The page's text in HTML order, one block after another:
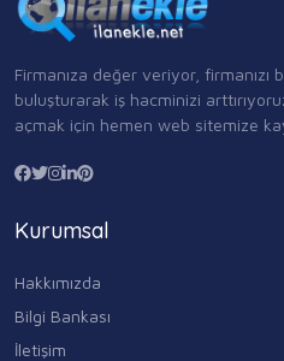
Firmanıza değer veriyor,
buluşturarak iş hacminizi
açmak için hemen web sitemize
Kurumsal
Hakkımızda
Bilgi Bankası
İletişim